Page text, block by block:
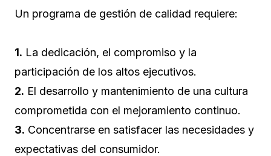
Un programa de gestión de calidad requiere:
1. La dedicación, el compromiso y la
participación de los altos ejecutivos.
2. El desarrollo y mantenimiento de una cultura
comprometida con el mejoramiento continuo.
3. Concentrarse en satisfacer las necesidades y
expectativas del consumidor.